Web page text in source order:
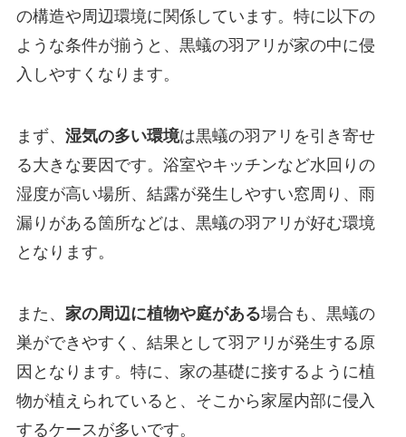
の構造や周辺環境に関係しています。特に以下の
ような条件が揃うと、黒蟻の羽アリが家の中に侵
入しやすくなります。
まず、 湿気の多い環境は黒蟻の羽アリを引き寄せ
る大きな要因です。浴室やキッチンなど水回りの
湿度が高い場所、結露が発生しやすい窓周り、雨
漏りがある箇所などは、黒蟻の羽アリが好む環境
となります。
また、 家の周辺に植物や庭がある場合も、黒蟻の
巣ができやすく、結果として羽アリが発生する原
因となります。特に、家の基礎に接するように植
物が植えられていると、そこから家屋内部に侵入
するケースが多いです。